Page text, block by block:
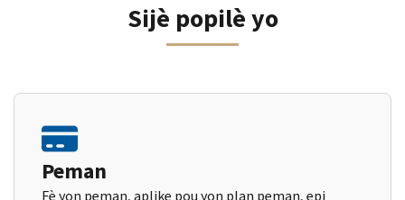
Sijè popilè yo
Peman
Fè yon peman, aplike pou yon plan peman, epi